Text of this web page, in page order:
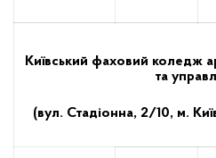
Київський фаховий коледж
та
(вул. Стадіонна, 2/10, м.